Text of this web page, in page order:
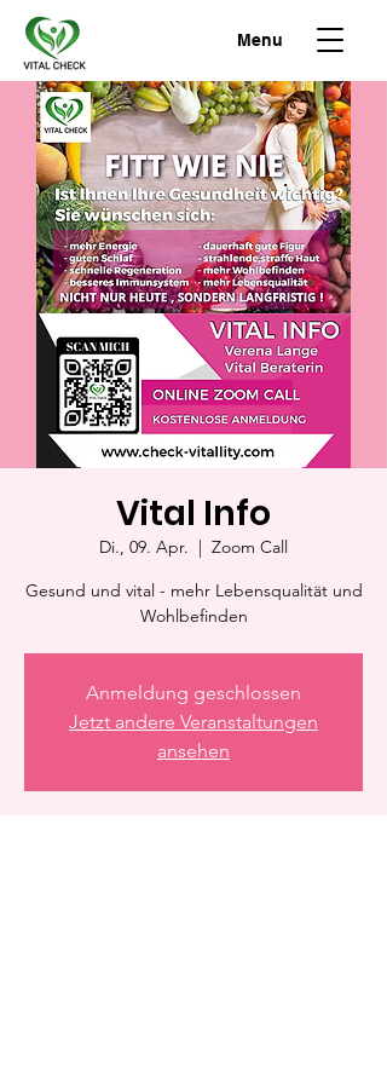
Menu
Vital Info
Di., 09. Apr.
  |
Zoom Call
Gesund und vital - mehr Lebensqualität und
Wohlbefinden
Anmeldung geschlossen
Jetzt andere Veranstaltungen
ansehen